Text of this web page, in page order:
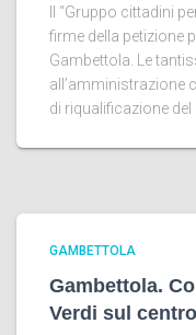
Il “Gruppo cittadini
firme della petizione
Gambettola. Le
all’amministrazione
di riqualificazione del
GAMBETTOLA
Gambettola.
Verdi sul